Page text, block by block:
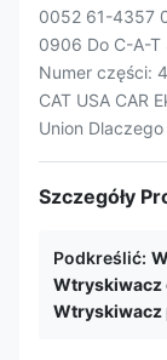
0052 61-4357
0906 Do C-A-T
Numer części:
CAT USA CAR
Union
Szczegóły
Podkreślić:
Wtryskiwacz
Wtryskiwacz